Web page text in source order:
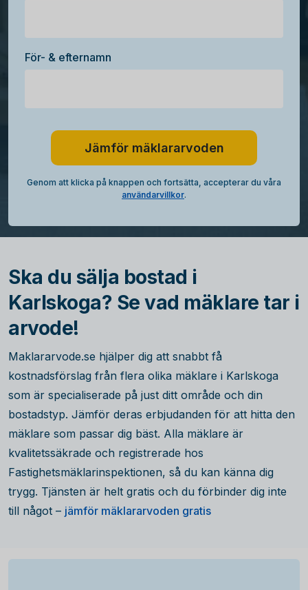
För- & efternamn
Jämför mäklararvoden
Genom att klicka på knappen och fortsätta, accepterar du våra
användarvillkor.
Ska du sälja bostad i
Karlskoga? Se vad mäklare tar i
arvode!
Maklararvode.se hjälper dig att snabbt få
kostnadsförslag från flera olika mäklare i Karlskoga
som är specialiserade på just ditt område och din
bostadstyp. Jämför deras erbjudanden för att hitta den
mäklare som passar dig bäst. Alla mäklare är
kvalitetssäkrade och registrerade hos
Fastighetsmäklarinspektionen, så du kan känna dig
trygg. Tjänsten är helt gratis och du förbinder dig inte
till något – jämför mäklararvoden gratis